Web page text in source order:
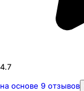
4.7
на основе 9 отзывов